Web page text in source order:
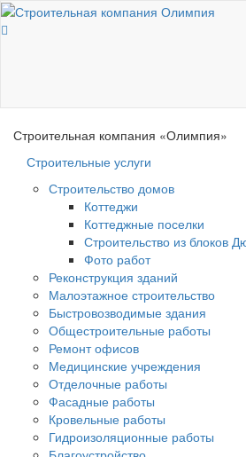
Строительная компания «Олимпия»
Строительные услуги
Строительство домов
Коттеджи
Коттеджные поселки
Строительство из блоков
Фото работ
Реконструкция зданий
Малоэтажное строительство
Быстровозводимые здания
Общестроительные работы
Ремонт офисов
Медицинские учреждения
Отделочные работы
Фасадные работы
Кровельные работы
Гидроизоляционные работы